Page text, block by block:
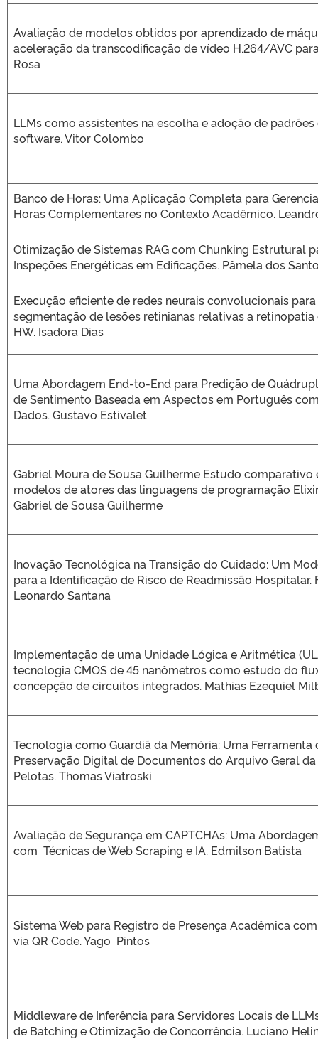
Avaliação de modelos obtidos por aprendizado de
aceleração da transcodificação de vídeo H.264/AVC
Rosa
LLMs como assistentes na escolha e adoção de
software. Vitor Colombo
Banco de Horas: Uma Aplicação Completa para
Horas Complementares no Contexto Acadêmico.
Otimização de Sistemas RAG com Chunking Estrutural
Inspeções Energéticas em Edificações. Pâmela dos
Execução eficiente de redes neurais convolucionais
segmentação de lesões retinianas relativas a
HW. Isadora Dias
Uma Abordagem End-to-End para Predição de
de Sentimento Baseada em Aspectos em Português
Dados. Gustavo Estivalet
Gabriel Moura de Sousa Guilherme Estudo comparativo
modelos de atores das linguagens de programação
Gabriel de Sousa Guilherme
Inovação Tecnológica na Transição do Cuidado: Um
para a Identificação de Risco de Readmissão Hospitalar.
Leonardo Santana
Implementação de uma Unidade Lógica e Aritmética
tecnologia CMOS de 45 nanômetros como estudo do
concepção de circuitos integrados. Mathias Ezequiel
Tecnologia como Guardiã da Memória: Uma Ferramenta
Preservação Digital de Documentos do Arquivo Geral
Pelotas. Thomas Viatroski
Avaliação de Segurança em CAPTCHAs: Uma
com Técnicas de Web Scraping e IA. Edmilson Batista
Sistema Web para Registro de Presença Acadêmica
via QR Code. Yago Pintos
Middleware de Inferência para Servidores Locais de
de Batching e Otimização de Concorrência. Luciano